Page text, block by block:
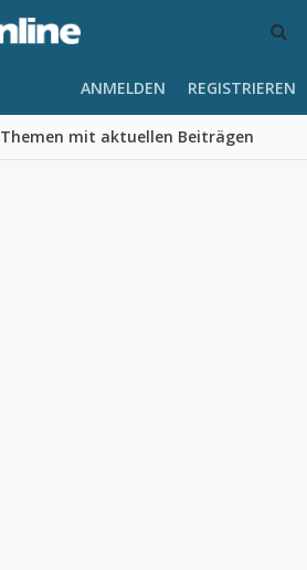
Themen mit aktuellen Beiträgen
ANMELDEN REGISTRIEREN